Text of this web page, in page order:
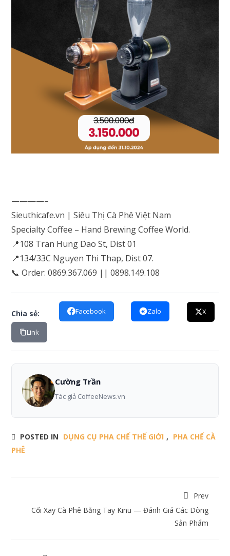
————–
Sieuthicafe.vn | Siêu Thị Cà Phê Việt Nam
Specialty Coffee – Hand Brewing Coffee World.
📍108 Tran Hung Dao St, Dist 01
📍134/33C Nguyen Thi Thap, Dist 07.
📞 Order: 0869.367.069 || 0898.149.108
Chia sẻ: Facebook Zalo X
Link
Cường Trần
Tác giả CoffeeNews.vn
POSTED IN DỤNG CỤ PHA CHẾ THẾ GIỚI , PHA CHẾ CÀ
PHÊ
Prev
Cối Xay Cà Phê Bằng Tay Kinu — Đánh Giá Các Dòng
Sản Phẩm